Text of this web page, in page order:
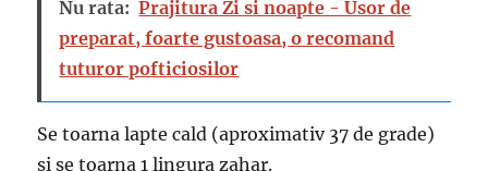
Nu rata: Prajitura Zi si noapte - Usor de
preparat, foarte gustoasa, o recomand
tuturor pofticiosilor
Se toarna lapte cald (aproximativ 37 de grade)
si se toarna 1 lingura zahar.